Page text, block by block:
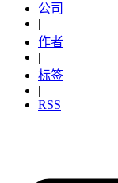
公司
|
作者
|
标签
|
RSS